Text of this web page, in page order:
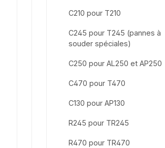
C210 pour T210
C245 pour T245 (pannes à
souder spéciales)
C250 pour AL250 et AP250
C470 pour T470
C130 pour AP130
R245 pour TR245
R470 pour TR470